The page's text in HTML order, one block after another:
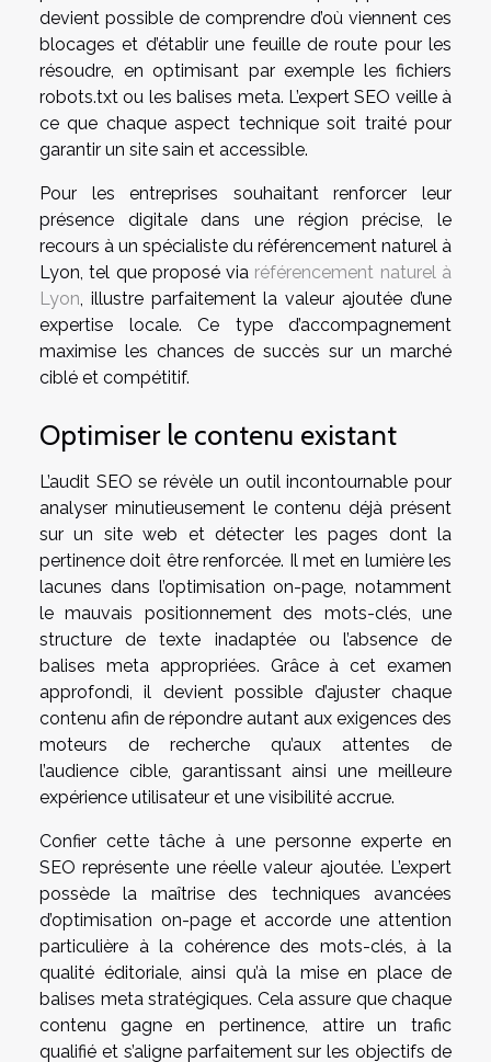
devient possible de comprendre d’où viennent ces
blocages et d’établir une feuille de route pour les
résoudre, en optimisant par exemple les fichiers
robots.txt ou les balises meta. L’expert SEO veille à
ce que chaque aspect technique soit traité pour
garantir un site sain et accessible.
Pour les entreprises souhaitant renforcer leur
présence digitale dans une région précise, le
recours à un spécialiste du référencement naturel à
Lyon, tel que proposé via référencement naturel à
Lyon, illustre parfaitement la valeur ajoutée d’une
expertise locale. Ce type d’accompagnement
maximise les chances de succès sur un marché
ciblé et compétitif.
Optimiser le contenu existant
L’audit SEO se révèle un outil incontournable pour
analyser minutieusement le contenu déjà présent
sur un site web et détecter les pages dont la
pertinence doit être renforcée. Il met en lumière les
lacunes dans l’optimisation on-page, notamment
le mauvais positionnement des mots-clés, une
structure de texte inadaptée ou l’absence de
balises meta appropriées. Grâce à cet examen
approfondi, il devient possible d’ajuster chaque
contenu afin de répondre autant aux exigences des
moteurs de recherche qu’aux attentes de
l’audience cible, garantissant ainsi une meilleure
expérience utilisateur et une visibilité accrue.
Confier cette tâche à une personne experte en
SEO représente une réelle valeur ajoutée. L’expert
possède la maîtrise des techniques avancées
d’optimisation on-page et accorde une attention
particulière à la cohérence des mots-clés, à la
qualité éditoriale, ainsi qu’à la mise en place de
balises meta stratégiques. Cela assure que chaque
contenu gagne en pertinence, attire un trafic
qualifié et s’aligne parfaitement sur les objectifs de